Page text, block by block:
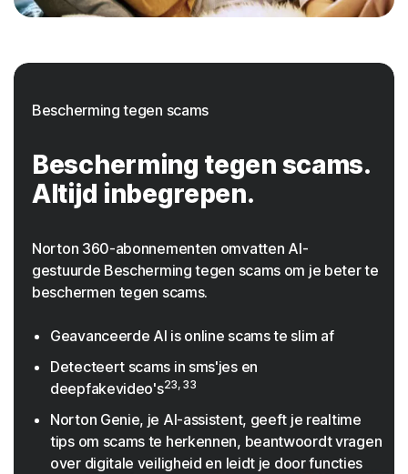
Bescherming tegen scams
Bescherming tegen scams.
Altijd inbegrepen.
Norton 360-abonnementen omvatten AI-
gestuurde Bescherming tegen scams om je beter te
beschermen tegen scams.
Geavanceerde AI is online scams te slim af
Detecteert scams in sms'jes en
deepfakevideo's23, 33
Norton Genie, je AI-assistent, geeft je realtime
tips om scams te herkennen, beantwoordt vragen
over digitale veiligheid en leidt je door functies